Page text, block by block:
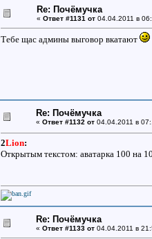
Re: Почёмучка
« Ответ #1131 от04.04.2011 в
Тебе щас админы выговор вкатают
Re: Почёмучка
« Ответ #1132 от04.04.2011 в
2Lion:
Открытым текстом: аватарка 100 на
Re: Почёмучка
« Ответ #1133 от04.04.2011 в